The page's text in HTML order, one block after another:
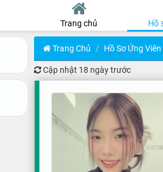
Trang chủ Hồ
Trang Chủ Hồ Sơ Ứng Viên
Cập nhật 18 ngày trước